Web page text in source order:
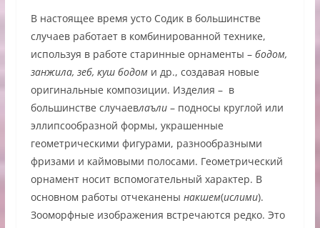
В настоящее время усто Содик в большинстве
случаев работает в комбинированной технике,
используя в работе старинные орнаменты – бодом,
занжила, зеб, куш бодоми др., создавая новые
оригинальные композиции. Изделия – в
большинстве случаевлаъли– подносы круглой или
эллипсообразной формы, украшенные
геометрическими фигурами, разнообразными
фризами и каймовыми полосами. Геометрический
орнамент носит вспомогательный характер. В
основном работы отчеканены накшем(ислими).
Зооморфные изображения встречаются редко. Это